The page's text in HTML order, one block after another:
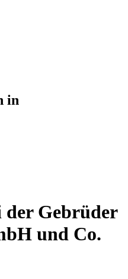
in
Gebrüder
und Co.